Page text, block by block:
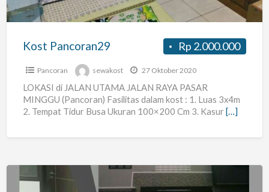
Rp 2.000.000
Kost Pancoran29
Pancoran sewakost 27 Oktober 2020
LOKASI di JALAN UTAMA JALAN RAYA PASAR
MINGGU (Pancoran) Fasilitas dalam kost : 1. Luas 3x4m
2. Tempat Tidur Busa Ukuran 100×200 Cm 3. Kasur […]